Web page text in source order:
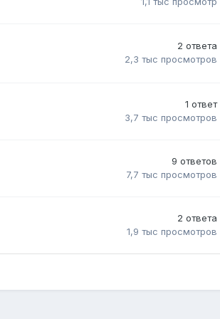
2 ответа
2,3 тыс просмотров
1 ответ
3,7 тыс просмотров
9 ответов
7,7 тыс просмотров
2 ответа
1,9 тыс просмотров